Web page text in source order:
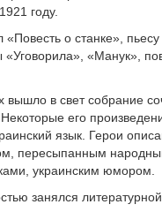
году.
«Повесть о станке»,
«Уговорила», «Манук»,
вышло в свет собрание
его
язык. Герои
пересыпанным
украинским юмором.
занялся